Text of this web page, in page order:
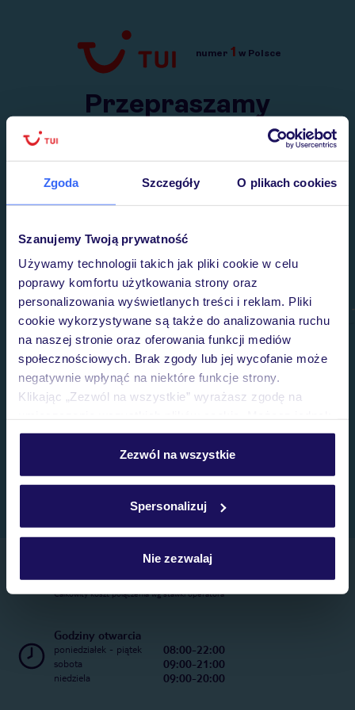
Zgoda Szczegóły O plikach cookies
Szanujemy Twoją prywatność
Używamy technologii takich jak pliki cookie w celu
poprawy komfortu użytkowania strony oraz
personalizowania wyświetlanych treści i reklam. Pliki
cookie wykorzystywane są także do analizowania ruchu
na naszej stronie oraz oferowania funkcji mediów
społecznościowych. Brak zgody lub jej wycofanie może
negatywnie wpłynąć na niektóre funkcje strony.
Klikając „Zezwól na wszystkie” wyrażasz zgodę na
personalizować swój wybór wchodząc w zakładkę
Szczegółowe informacje o plikach cookie znajdziesz
Zezwól na wszystkie
Spersonalizuj
Nie zezwalaj
Przejdź do TUI.pl
numer 1 w Polsce
Przepraszamy
Wysłaliśmy nasz serwis na krótkie wakacje.
Telefoniczne Centrum Rezerwacji
22 270 31 20
Całkowity koszt połączenia wg stawki operatora
Godziny otwarcia
poniedziałek - piątek 08:00-22:00
sobota 09:00-21:00
niedziela 09:00-20:00